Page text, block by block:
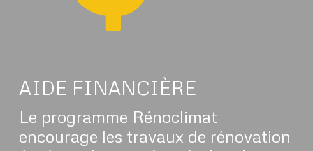
AIDE FINANCIÈRE
Le programme Rénoclimat
encourage les travaux de rénovation